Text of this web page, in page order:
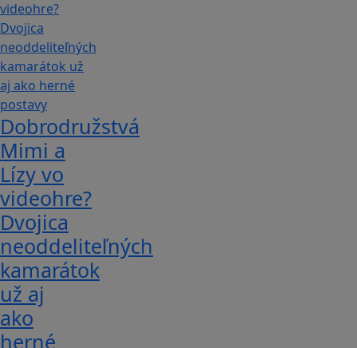
Dobrodružstvá
Mimi a
Lízy vo
videohre?
Dvojica
neoddeliteľných
kamarátok
už aj
ako
herné